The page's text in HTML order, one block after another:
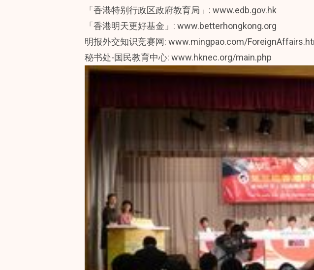
「香港特别行政区政府教育局」: www.edb.gov.hk
「香港明天更好基金」: www.betterhongkong.org
明报外交知识竞赛网: www.mingpao.com/
秘书处-国民教育中心: www.hknec.org/main.php